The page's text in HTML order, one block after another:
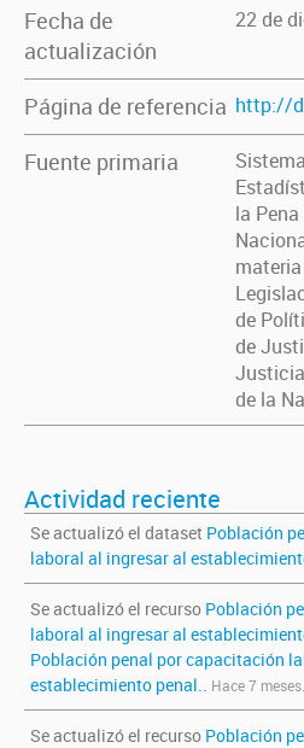
Fecha de
actualización
22 de
Página de referencia
Fuente primaria
la
de
de
de la
Actividad reciente
Se actualizó el dataset Población
laboral al ingresar al
Se actualizó el recurso Población
laboral al ingresar al
Población penal por capacitación
establecimiento penal.. Hace 7 meses.
Se actualizó el recurso Población